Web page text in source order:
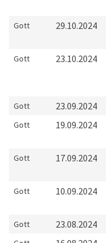
Gott 29.10.2024
Gott 23.10.2024
Gott 23.09.2024
Gott 19.09.2024
Gott 17.09.2024
Gott 10.09.2024
Gott 23.08.2024